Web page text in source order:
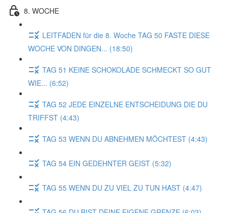
8. WOCHE
LEITFADEN für die 8. Woche TAG 50 FASTE DIESE
WOCHE VON DINGEN... (18:50)
TAG 51 KEINE SCHOKOLADE SCHMECKT SO GUT
WIE... (6:52)
TAG 52 JEDE EINZELNE ENTSCHEIDUNG DIE DU
TRIFFST (4:43)
TAG 53 WENN DU ABNEHMEN MÖCHTEST (4:43)
TAG 54 EIN GEDEHNTER GEIST (5:32)
TAG 55 WENN DU ZU VIEL ZU TUN HAST (4:47)